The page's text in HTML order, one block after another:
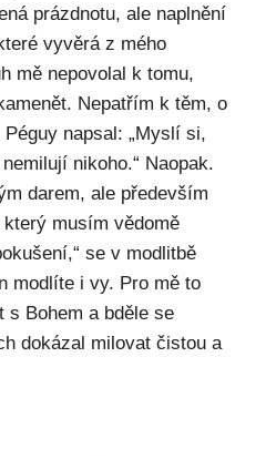
prázdnotu, ale naplnění
vyvěrá z mého
mě nepovolal k tomu,
Nepatřím k těm, o
napsal: „Myslí si,
nikoho.“ Naopak.
darem, ale především
musím vědomě
se v modlitbě
modlíte i vy. Pro mě to
s Bohem a bděle se
dokázal milovat čistou a